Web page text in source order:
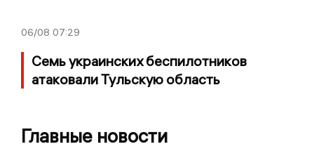
06/08 07:29
Семь украинских беспилотников
атаковали Тульскую область
Главные новости